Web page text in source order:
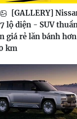
[GALLERY]
lộ diện - SUV
giá rẻ lăn bánh hơn
km